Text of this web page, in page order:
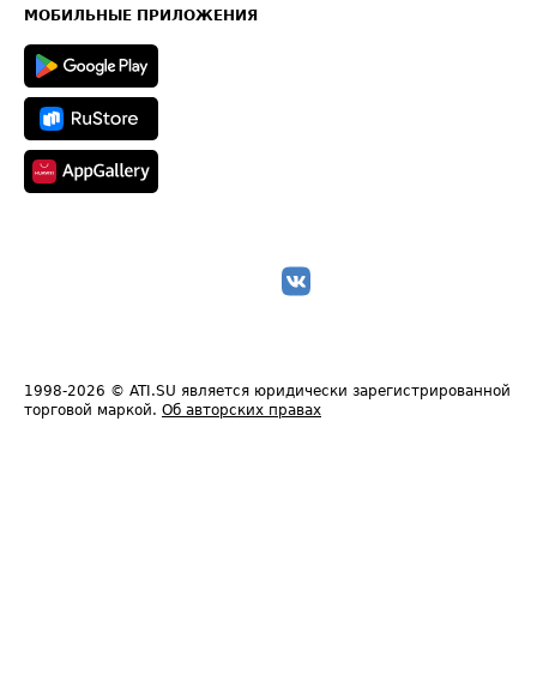
Техническая информация
МОБИЛЬНЫЕ ПРИЛОЖЕНИЯ
1998-2026 © ATI.SU является юридически зарегистрированной
торговой маркой. Об авторских правах